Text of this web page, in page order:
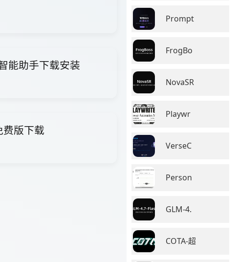
能助手下载安装
版下载
Prompt
FrogBo
NovaSR
Playwr
VerseC
Person
GLM-4.
COTA-超